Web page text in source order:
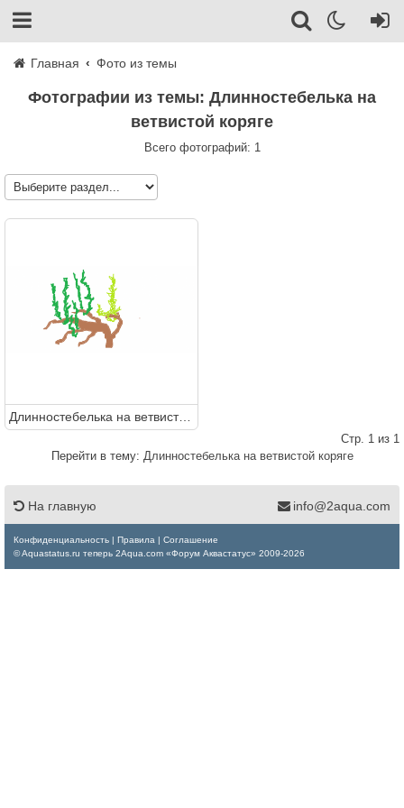
Главная Фото из темы
Фотографии из темы: Длинностебелька на
ветвистой коряге
Всего фотографий: 1
Длинностебелька на ветвистой коряге
Стр. 1 из 1
Перейти в тему: Длинностебелька на ветвистой коряге
На главную info@2aqua.com
Конфиденциальность Правила
Соглашение
© Aquastatus.ru теперь 2Aqua.com «Форум Аквастатус» 2009-2026